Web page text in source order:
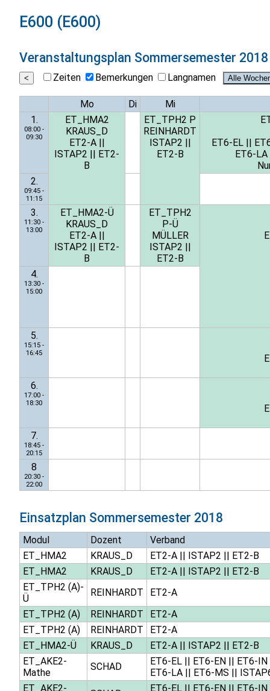
E600 (E600)
Veranstaltungsplan Sommersemester 2018
Zeiten Bemerkungen Langnamen
Mo Di
Mi
1.
08:00 -
09:30
ET_HMA2
KRAUS_D
ET2-A||
ISTAP2
ET2-
B
ET_TPH2 P
REINHARDT
ISTAP2
ET2-B
ET6-EL
ET6-LA
2.
09:45 -
11:15
3.
11:30 -
13:00
ET_HMA2-Ü
KRAUS_D
ET2-A||
ISTAP2
ET2-
B
ET_TPH2
P-Ü
MÜLLER
ISTAP2
ET2-B
4.
13:30 -
15:00
5.
15:15 -
16:45
6.
17:00 -
18:30
7.
18:45 -
20:15
8
20:30 -
22:00
Einsatzplan Sommersemester 2018
Modul Dozent
Verband
ET_HMA2
KRAUS_D ET2-A|| ISTAP2 || ET2-B
ET_HMA2
KRAUS_D ET2-A|| ISTAP2 || ET2-B
ET_TPH2 (A)-
Ü
REINHARDT
ET2-A
ET_TPH2 (A)
REINHARDT
ET2-A
ET_TPH2 (A)
REINHARDT
ET2-A
ET_HMA2-Ü
KRAUS_D ET2-A|| ISTAP2 || ET2-B
ET_AKE2-
Mathe
SCHAD ET6-EL|| ET6-EN|| ET6-IN
ET6-LA|| ET6-MS ||
ET_AKE2-
ET6-EL|| ET6-EN|| ET6-IN